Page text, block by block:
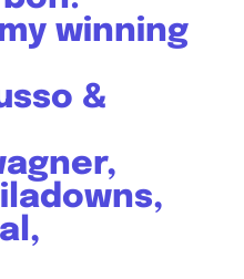
winning
&
,
,